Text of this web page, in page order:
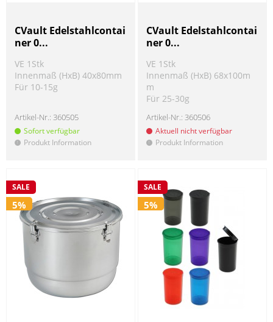
CVault Edelstahlcontai
ner 0...
VE 1Stk
Innenmaß (HxB) 40x80mm
Für 10-15g
Artikel-Nr.:360505
Sofort verfügbar
! Produkt Information
CVault Edelstahlcontai
ner 0...
VE 1Stk
Innenmaß (HxB) 68x100m
m
Für 25-30g
Artikel-Nr.:360506
Aktuell nicht verfügbar
! Produkt Information
SALE
5%
SALE
5%